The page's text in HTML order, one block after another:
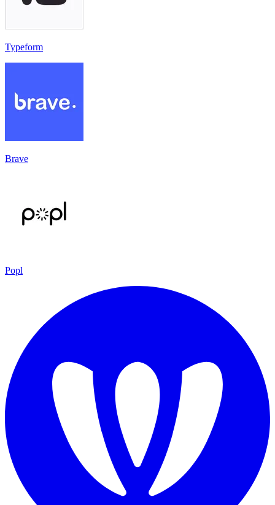
Typeform
Brave
Popl